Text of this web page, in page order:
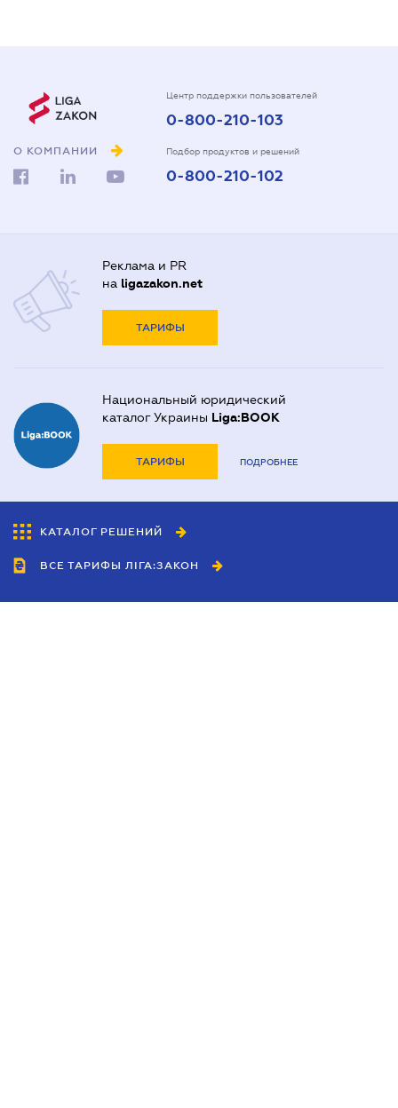
О КОМПАНИИ
Центр поддержки пользователей
0-800-210-103
Подбор продуктов и решений
0-800-210-102
Реклама и PR
на ligazakon.net
ТАРИФЫ
Национальный юридический
каталог Украины Liga:BOOK
ТАРИФЫ ПОДРОБНЕЕ
КАТАЛОГ РЕШЕНИЙ
ВСЕ ТАРИФЫ ЛІГА:ЗАКОН